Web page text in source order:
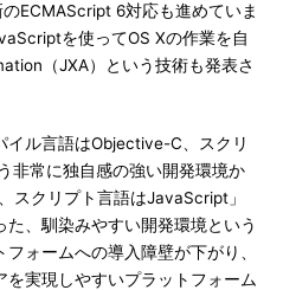
ECMAScript 6対応も進めていま
を使ってOS Xの作業を自
（JXA）という技術も発表さ
ル言語はObjective-C、スクリ
非常に独自感の強い開発環境か
スクリプト言語はJavaScript」
、馴染みやすい開発環境という
ォームへの導入障壁が下がり、
実現しやすいプラットフォーム